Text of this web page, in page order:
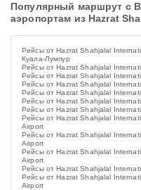
Популярный маршрут с
аэропортам из Hazrat
Рейсы от Hazrat Shahjalal
Куала-Лумпур
Рейсы от Hazrat Shahjalal
Рейсы от Hazrat Shahjalal
Рейсы от Hazrat Shahjalal
Рейсы от Hazrat Shahjalal
Рейсы от Hazrat Shahjalal
Рейсы от Hazrat Shahjalal
Рейсы от Hazrat Shahjalal
Airport
Рейсы от Hazrat Shahjalal
Airport
Рейсы от Hazrat Shahjalal
Airport
Рейсы от Hazrat Shahjalal
Рейсы от Hazrat Shahjalal
Airport